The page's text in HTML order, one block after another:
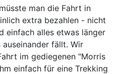
man die Fahrt in
extra bezahlen - nicht
einfach alles etwas länger
fällt. Wir
im gediegenen "Morris
einfach für eine Trekking